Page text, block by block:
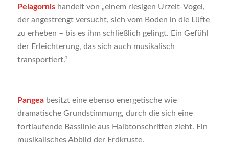
Pelagornis handelt von „einem riesigen Urzeit-Vogel,
der angestrengt versucht, sich vom Boden in die Lüfte
zu erheben – bis es ihm schließlich gelingt. Ein Gefühl
der Erleichterung, das sich auch musikalisch
transportiert.“
Pangeabesitzt eine ebenso energetische wie
dramatische Grundstimmung, durch die sich eine
fortlaufende Basslinie aus Halbtonschritten zieht. Ein
musikalisches Abbild der Erdkruste.